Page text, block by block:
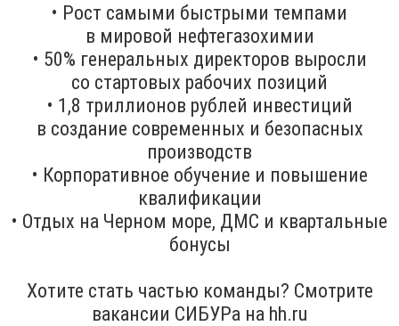
• Рост самыми быстрыми темпами
в мировой нефтегазохимии
• 50% генеральных директоров выросли
со стартовых рабочих позиций
• 1,8 триллионов рублей инвестиций
в создание современных и безопасных
производств
• Корпоративное обучение и повышение
квалификации
• Отдых на Черном море, ДМС и квартальные
бонусы
Хотите стать частью команды? Смотрите
вакансии СИБУРа на hh.ru